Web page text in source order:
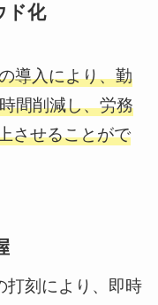
ド化
導入により、勤
間削減し、労務
させることがで
打刻により、即時